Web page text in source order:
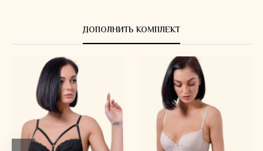
ДОПОЛНИТЬ КОМПЛЕКТ